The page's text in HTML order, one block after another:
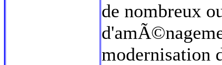
de nombreux
modernisation